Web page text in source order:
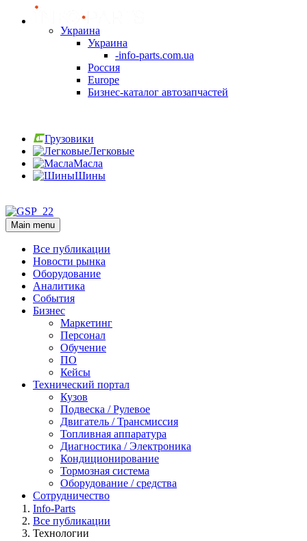
Украина
Украина
-info-parts.com.ua
Россия
Europe
Бизнес-каталог автозапчастей
Грузовики
Легковые
Масла
Шины
Main menu
Все публикации
Новости рынка
Оборудование
Аналитика
События
Бизнес
Маркетинг
Персонал
Обучение
ПО
Кейсы
Технический портал
Кузов
Подвеска / Рулевое
Двигатель / Трансмиссия
Топливная аппаратура
Диагностика / Электроника
Кондиционирование
Тормозная система
Оборудование / средства
Сотрудничество
Info-Parts
Все публикации
Технологии